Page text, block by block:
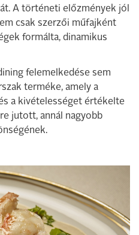
A történeti előzmények jól
csak szerzői műfajként
formálta, dinamikus
felemelkedése sem
terméke, amely a
a kivételességet értékelte
jutott, annál nagyobb